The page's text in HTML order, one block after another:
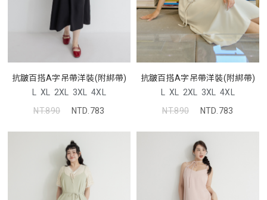
抗皺百搭A字吊帶洋裝(附綁帶)
L XL 2XL 3XL 4XL
NT.890
NTD.783
抗皺百搭A字吊帶洋裝(附綁帶)
L XL 2XL 3XL 4XL
NT.890
NTD.783